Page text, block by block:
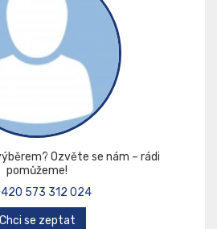
Ozvěte se nám – rádi
pomůžeme!
573 312 024
Chci se zeptat